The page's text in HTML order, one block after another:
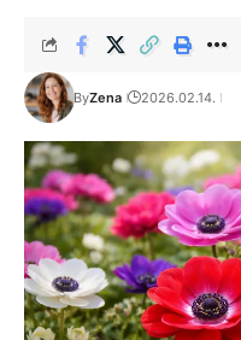
ByZena 2026.02.14.